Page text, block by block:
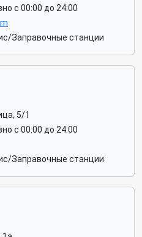
с 00:00 до 24:00
Заправочные станции
5/1
с 00:00 до 24:00
Заправочные станции